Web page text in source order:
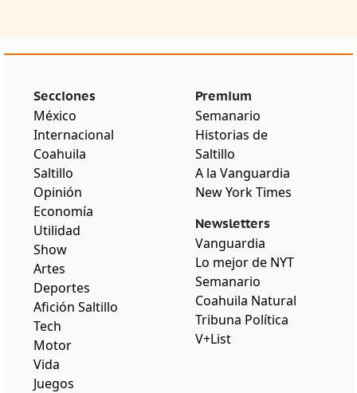
Secciones
México
Internacional
Coahuila
Saltillo
Opinión
Economía
Utilidad
Show
Artes
Deportes
Afición Saltillo
Tech
Motor
Vida
Juegos
Premium
Semanario
Historias de
Saltillo
A la Vanguardia
New York Times
Newsletters
Vanguardia
Lo mejor de NYT
Semanario
Coahuila Natural
Tribuna Política
V+List